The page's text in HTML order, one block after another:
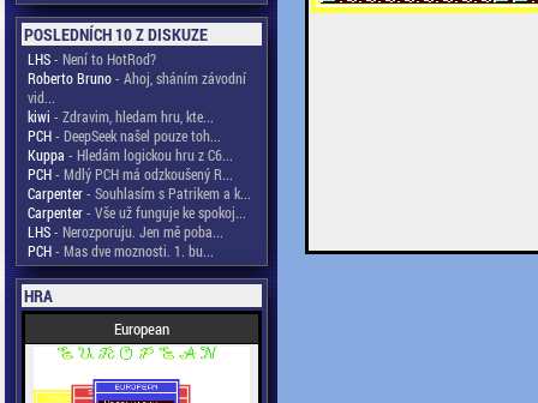
POSLEDNÍCH 10 Z DISKUZE
LHS- Není to HotRod?
Roberto Bruno- Ahoj, sháním závodní
vid...
kiwi - Zdravim, hledam hru, kte...
PCH- DeepSeek našel pouze toh...
Kuppa - Hledám logickou hru z C6...
PCH- Mdlý PCH má odzkoušený R...
Carpenter- Souhlasím s Patrikem a k...
Carpenter- Vše už funguje ke spokoj...
LHS- Nerozporuju. Jen mě poba...
PCH- Mas dve moznosti. 1. bu...
HRA
European